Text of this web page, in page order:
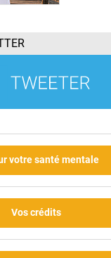
votre santé mentale
Vos crédits